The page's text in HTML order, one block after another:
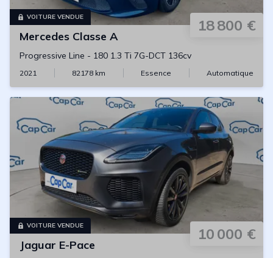
VOITURE VENDUE 18 800 €
Mercedes Classe A
Progressive Line - 180 1.3 Ti 7G-DCT 136cv
2021 82178 km Essence Automatique
VOITURE VENDUE 10 000 €
Jaguar E-Pace